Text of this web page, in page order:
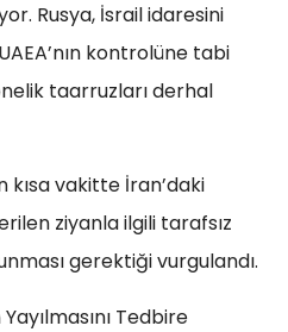
Rusya, İsrail idaresini
kontrolüne tabi
taarruzları derhal
kısa vakitte İran’daki
ziyanla ilgili tarafsız
gerektiği vurgulandı.
Tedbire